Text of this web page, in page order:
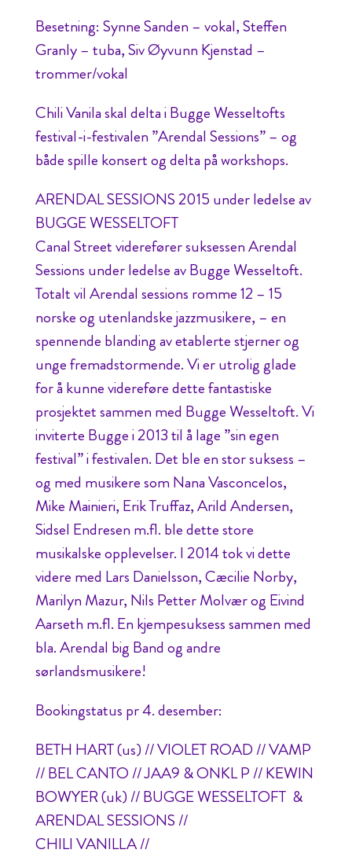
Besetning: Synne Sanden – vokal, Steffen
Granly – tuba, Siv Øyvunn Kjenstad –
trommer/vokal
Chili Vanila skal delta i Bugge Wesseltofts
festival-i-festivalen ”Arendal Sessions” – og
både spille konsert og delta på workshops.
ARENDAL SESSIONS 2015 under ledelse av
BUGGE WESSELTOFT
Canal Street viderefører suksessen Arendal
Sessions under ledelse av Bugge Wesseltoft.
Totalt vil Arendal sessions romme 12 – 15
norske og utenlandske jazzmusikere, – en
spennende blanding av etablerte stjerner og
unge fremadstormende. Vi er utrolig glade
for å kunne videreføre dette fantastiske
prosjektet sammen med Bugge Wesseltoft. Vi
inviterte Bugge i 2013 til å lage ”sin egen
festival” i festivalen. Det ble en stor suksess –
og med musikere som Nana Vasconcelos,
Mike Mainieri, Erik Truffaz, Arild Andersen,
Sidsel Endresen m.fl. ble dette store
musikalske opplevelser. I 2014 tok vi dette
videre med Lars Danielsson, Cæcilie Norby,
Marilyn Mazur, Nils Petter Molvær og Eivind
Aarseth m.fl. En kjempesuksess sammen med
bla. Arendal big Band og andre
sørlandsmusikere!
Bookingstatus pr 4. desember:
BETH HART (us) // VIOLET ROAD // VAMP
// BEL CANTO // JAA9 & ONKL P // KEWIN
BOWYER (uk) // BUGGE WESSELTOFT &
ARENDAL SESSIONS //
CHILI VANILLA //